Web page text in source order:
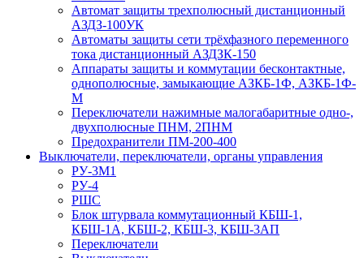
Автомат защиты трехполюсный дистанционный
АЗДЗ-100УК
Автоматы защиты сети трёхфазного переменного
тока дистанционный АЗДЗК-150
Аппараты защиты и коммутации бесконтактные,
однополюсные, замыкающие АЗКБ-1Ф, АЗКБ-1Ф-
М
Переключатели нажимные малогабаритные одно-,
двухполюсные ПНМ, 2ПНМ
Предохранители ПМ-200-400
Выключатели, переключатели, органы управления
РУ-3М1
РУ-4
РШС
Блок штурвала коммутационный КБШ-1,
КБШ-1А, КБШ-2, КБШ-3, КБШ-3АП
Переключатели